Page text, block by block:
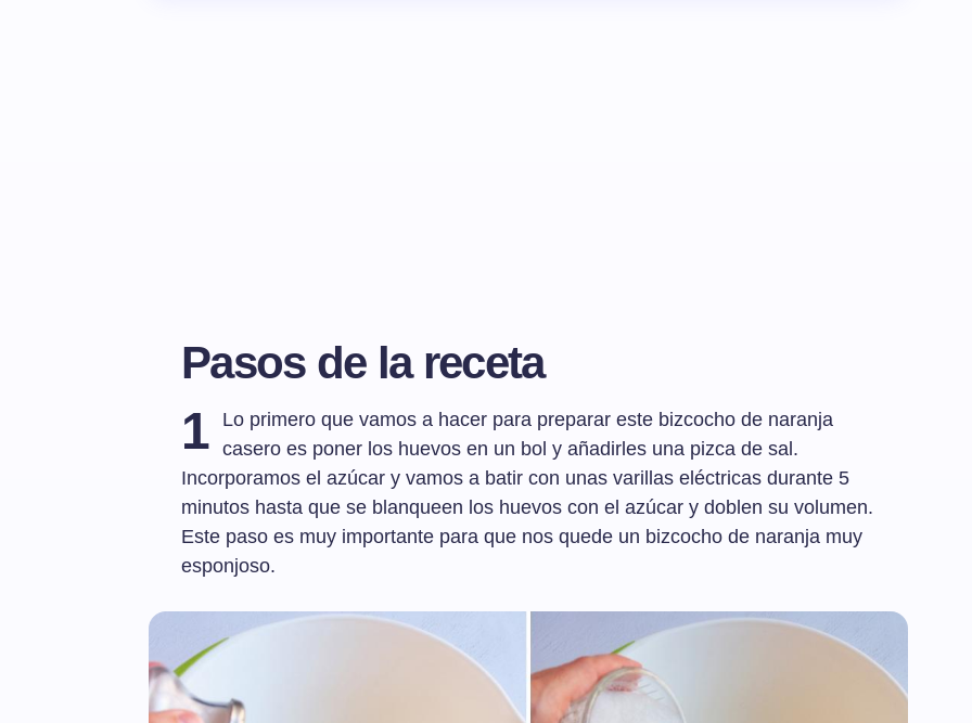
Pasos de la receta
1
Lo primero que vamos a hacer para preparar este bizcocho de naranja
casero es poner los huevos en un bol y añadirles una pizca de sal.
Incorporamos el azúcar y vamos a batir con unas varillas eléctricas durante 5
minutos hasta que se blanqueen los huevos con el azúcar y doblen su volumen.
Este paso es muy importante para que nos quede un bizcocho de naranja muy
esponjoso.